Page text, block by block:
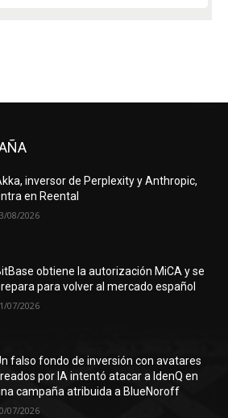
inversor de Perplexity y Anthropic,
en Reental
08/2026
obtiene la autorización MiCA y se
para volver al mercado español
07/2026
falso fondo de inversión con avatares
por IA intentó atacar a IdenQ en
campaña atribuida a BlueNoroff
07/2026